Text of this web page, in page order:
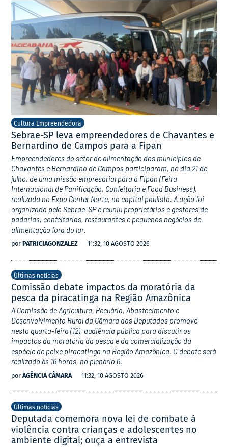
Cultura Empreendedora
Sebrae-SP leva empreendedores de Chavantes e
Bernardino de Campos para a Fipan
Empreendedores do setor de alimentação dos municípios de
Chavantes e Bernardino de Campos participaram, no dia 21 de
julho, de uma missão empresarial para a Fipan (Feira
Internacional de Panificação, Confeitaria e Food Business),
realizada no Expo Center Norte, na capital paulista. A ação foi
organizada pelo Sebrae-SP e reuniu proprietários e gestores de
padarias, confeitarias, restaurantes e pequenos negócios de
alimentação fora do lar.
por PATRICIAGONZALEZ 11:32, 10 AGOSTO 2026
Últimas notícias
Comissão debate impactos da moratória da
pesca da piracatinga na Região Amazônica
A Comissão de Agricultura, Pecuária, Abastecimento e
Desenvolvimento Rural da Câmara dos Deputados promove,
nesta quarta-feira (12), audiência pública para discutir os
impactos da moratória da pesca e da comercialização da
espécie de peixe piracatinga na Região Amazônica. O debate será
realizado às 16 horas, no plenário 6.
por AGÊNCIA CÂMARA 11:32, 10 AGOSTO 2026
Últimas notícias
Deputada comemora nova lei de combate à
violência contra crianças e adolescentes no
ambiente digital; ouça a entrevista